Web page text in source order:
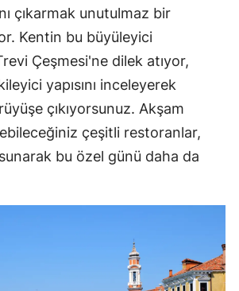
çıkarmak unutulmaz bir
Kentin bu büyüleyici
Çeşmesi'ne dilek atıyor,
yapısını inceleyerek
çıkıyorsunuz. Akşam
çeşitli restoranlar,
bu özel günü daha da